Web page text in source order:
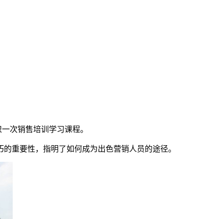
次销售培训学习课程。
要性，指明了如何成为出色营销人员的途径。